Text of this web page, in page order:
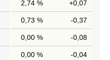
2,74 % +0,07
0,73 % -0,37
0,00 % -0,08
0,00 % -0,04